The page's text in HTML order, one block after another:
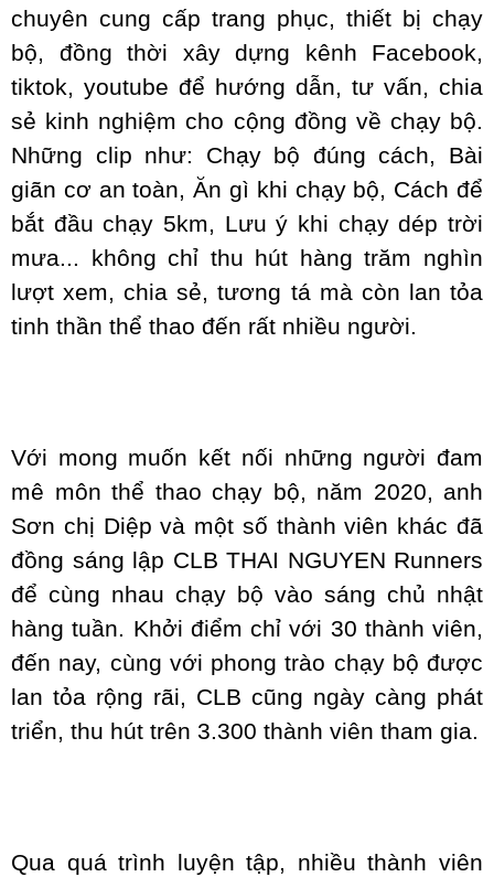
chuyên cung cấp trang phục, thiết bị chạy
bộ, đồng thời xây dựng kênh Facebook,
tiktok, youtube để hướng dẫn, tư vấn, chia
sẻ kinh nghiệm cho cộng đồng về chạy bộ.
Những clip như: Chạy bộ đúng cách, Bài
giãn cơ an toàn, Ăn gì khi chạy bộ, Cách để
bắt đầu chạy 5km, Lưu ý khi chạy dép trời
mưa... không chỉ thu hút hàng trăm nghìn
lượt xem, chia sẻ, tương tá mà còn lan tỏa
tinh thần thể thao đến rất nhiều người.
Với mong muốn kết nối những người đam
mê môn thể thao chạy bộ, năm 2020, anh
Sơn chị Diệp và một số thành viên khác đã
đồng sáng lập CLB THAI NGUYEN Runners
để cùng nhau chạy bộ vào sáng chủ nhật
hàng tuần. Khởi điểm chỉ với 30 thành viên,
đến nay, cùng với phong trào chạy bộ được
lan tỏa rộng rãi, CLB cũng ngày càng phát
triển, thu hút trên 3.300 thành viên tham gia.
Qua quá trình luyện tập, nhiều thành viên